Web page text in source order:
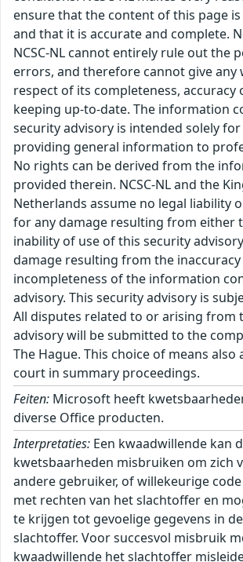
ensure that the content of this page
and that it is accurate and complete.
NCSC-NL cannot entirely rule out the
errors, and therefore cannot give any
respect of its completeness, accuracy
keeping up-to-date. The information
security advisory is intended solely
providing general information to
No rights can be derived from the
provided therein. NCSC-NL and the
Netherlands assume no legal liability
for any damage resulting from either
inability of use of this security
damage resulting from the
incompleteness of the information
advisory. This security advisory is
All disputes related to or arising from
advisory will be submitted to the
The Hague. This choice of means also
court in summary proceedings.
Feiten: Microsoft heeft
diverse Office producten.
Interpretaties: Een kwaadwillende kan
kwetsbaarheden misbruiken om zich
andere gebruiker, of willekeurige
met rechten van het slachtoffer en
te krijgen tot gevoelige gegevens in
slachtoffer. Voor succesvol misbruik
kwaadwillende het slachtoffer